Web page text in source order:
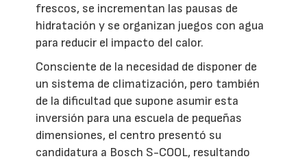
frescos, se incrementan las pausas de
hidratación y se organizan juegos con agua
para reducir el impacto del calor.
Consciente de la necesidad de disponer de
un sistema de climatización, pero también
de la dificultad que supone asumir esta
inversión para una escuela de pequeñas
dimensiones, el centro presentó su
candidatura a Bosch S-COOL, resultando